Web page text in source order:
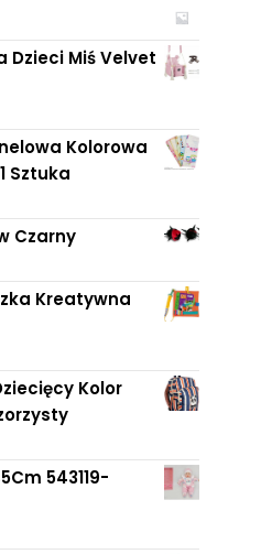
Dzieci Miś Velvet
Kolorowa
Sztuka
Czarny
Kreatywna
Kolor
543119-